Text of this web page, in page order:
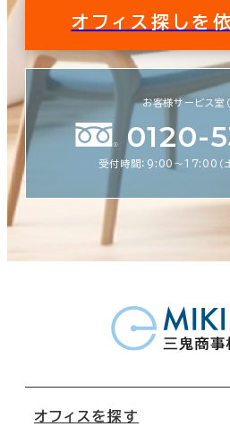
オフィス探しを
お客様サービス室（
0120-
受付時間：9:00〜17:00（
オフィスを探す